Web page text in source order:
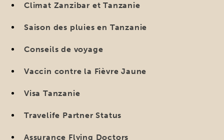
Climat Zanzibar et Tanzanie
Saison des pluies en Tanzanie
Conseils de voyage
Vaccin contre la Fièvre Jaune
Visa Tanzanie
Travelife Partner Status
Assurance Flying Doctors